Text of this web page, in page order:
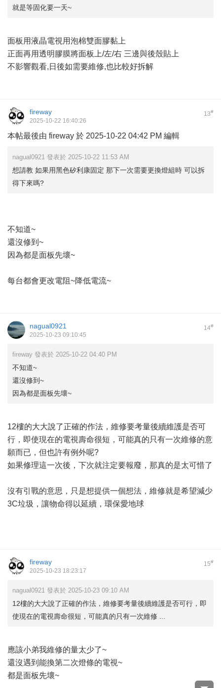
就是等固化要一天~
面板用液晶電視用泡棉雙面膠黏上
正面再用透明膠膜將面板上/左/右 三邊與後殼貼上
不影響觀看,日後如需要維修,也比較好拆解
13#
fireway
2025-10-22 16:40:26
本帖最後由 fireway 於 2025-10-22 04:42 PM 編輯
nagual0921 發表於 2025-10-22 11:53 AM
想請教 如果用黑色矽利康固定 那下一次需要更換燈組時 可以拆
得下來嗎?
不知道~
還沒修到~
因為都是面板先壞~
每台都會更改電阻~降低電流~
14#
nagual0921
2025-10-23 09:10:45
fireway 發表於 2025-10-22 04:40 PM
不知道~
還沒修到~
因為都是面板先壞~
12樓的大大說了正確的作法，維修要考量後續維護是否可
行，即使現在的電視壽命很短，可能真的只有一次維修的意
願而已，但也許有例外呢?
如果修理這一次後，下次就注定要報廢，那真的是太可惜了
沒有引戰的意思，只是想提供一個想法，維修就是希望減少
3C垃圾，讓物命得以延續，環保愛地球
15#
fireway
2025-10-23 18:23:17
nagual0921 發表於 2025-10-23 09:10 AM
12樓的大大說了正確的作法，維修要考量後續維護是否可行，即
使現在的電視壽命很短，可能真的只有一次維修 ...
應該小弟我維修的量太少了~
還沒遇到能換第二次燈條的電視~
都是面板先壞~